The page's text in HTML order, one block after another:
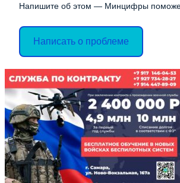
Напишите об этом — Минцифры
Написать о проблеме